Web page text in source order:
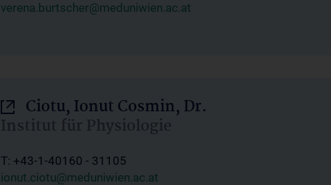
verena.burtscher@meduniwien.ac.at
Ciotu, Ionut Cosmin, Dr.
Institut für Physiologie
T: +43-1-40160 - 31105
ionut.ciotu@meduniwien.ac.at